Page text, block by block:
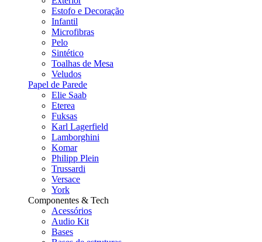
Estofo e Decoração
Infantil
Microfibras
Pelo
Sintético
Toalhas de Mesa
Veludos
Papel de Parede
Elie Saab
Eterea
Fuksas
Karl Lagerfield
Lamborghini
Komar
Philipp Plein
Trussardi
Versace
York
Componentes & Tech
Acessórios
Audio Kit
Bases